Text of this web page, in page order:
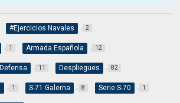
#Ejercicios Navales 2
1 Armada Española 12
Defensa 11 Despliegues 82
1 S-71 Galerna 8 Serie S-70 1